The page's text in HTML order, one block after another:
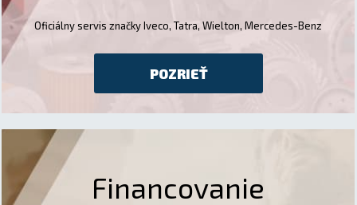
Oficiálny servis značky Iveco, Tatra, Wielton, Mercedes-Benz
POZRIEŤ
Financovanie